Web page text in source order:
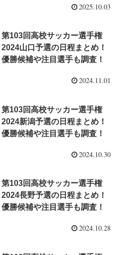
2025.10.03
第103回高校サッカー選手権
2024山口予選の日程まとめ！
優勝候補や注目選手も調査！
2024.11.01
第103回高校サッカー選手権
2024新潟予選の日程まとめ！
優勝候補や注目選手も調査！
2024.10.30
第103回高校サッカー選手権
2024長野予選の日程まとめ！
優勝候補や注目選手も調査！
2024.10.28